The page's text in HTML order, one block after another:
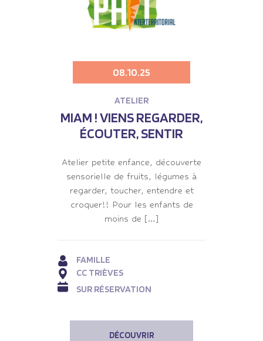
08.10.25
ATELIER
MIAM ! VIENS REGARDER,
ÉCOUTER, SENTIR
Atelier petite enfance, découverte
sensorielle de fruits, légumes à
regarder, toucher, entendre et
croquer!! Pour les enfants de
moins de […]
FAMILLE
CC TRIÈVES
SUR RÉSERVATION
DÉCOUVRIR